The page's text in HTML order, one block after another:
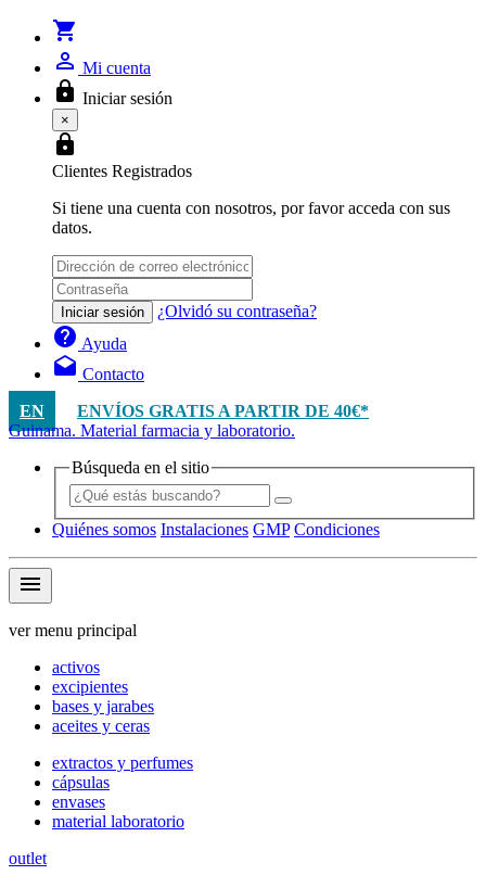
shopping_cart
person_outline Mi cuenta
lock Iniciar sesión
×
lock
Clientes Registrados
Si tiene una cuenta con nosotros, por favor acceda con sus
datos.
Iniciar sesión ¿Olvidó su contraseña?
help Ayuda
drafts Contacto
EN
ENVÍOS GRATIS A PARTIR DE 40€*
Guinama. Material farmacia y laboratorio.
Búsqueda en el sitio
Quiénes somos Instalaciones GMP Condiciones
menu
ver menu principal
activos
excipientes
bases y jarabes
aceites y ceras
extractos y perfumes
cápsulas
envases
material laboratorio
outlet